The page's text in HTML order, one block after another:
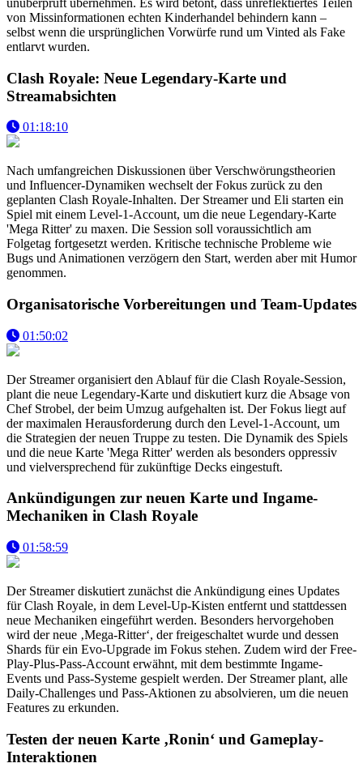
von Missinformationen echten Kinderhandel behindern kann –
selbst wenn die ursprünglichen Vorwürfe rund um Vinted als Fake
entlarvt wurden.
Clash Royale: Neue Legendary-Karte und
Streamabsichten
01:18:10
Nach umfangreichen Diskussionen über Verschwörungstheorien
und Influencer-Dynamiken wechselt der Fokus zurück zu den
geplanten Clash Royale-Inhalten. Der Streamer und Eli starten ein
Spiel mit einem Level-1-Account, um die neue Legendary-Karte
'Mega Ritter' zu maxen. Die Session soll voraussichtlich am
Folgetag fortgesetzt werden. Kritische technische Probleme wie
Bugs und Animationen verzögern den Start, werden aber mit Humor
genommen.
Organisatorische Vorbereitungen und Team-Updates
01:50:02
Der Streamer organisiert den Ablauf für die Clash Royale-Session,
plant die neue Legendary-Karte und diskutiert kurz die Absage von
Chef Strobel, der beim Umzug aufgehalten ist. Der Fokus liegt auf
der maximalen Herausforderung durch den Level-1-Account, um
die Strategien der neuen Truppe zu testen. Die Dynamik des Spiels
und die neue Karte 'Mega Ritter' werden als besonders oppressiv
und vielversprechend für zukünftige Decks eingestuft.
Ankündigungen zur neuen Karte und Ingame-
Mechaniken in Clash Royale
01:58:59
Der Streamer diskutiert zunächst die Ankündigung eines Updates
für Clash Royale, in dem Level-Up-Kisten entfernt und stattdessen
neue Mechaniken eingeführt werden. Besonders hervorgehoben
wird der neue ‚Mega-Ritter‘, der freigeschaltet wurde und dessen
Shards für ein Evo-Upgrade im Fokus stehen. Zudem wird der Free-
Play-Plus-Pass-Account erwähnt, mit dem bestimmte Ingame-
Events und Pass-Systeme gespielt werden. Der Streamer plant, alle
Daily-Challenges und Pass-Aktionen zu absolvieren, um die neuen
Features zu erkunden.
Testen der neuen Karte ‚Ronin‘ und Gameplay-
Interaktionen